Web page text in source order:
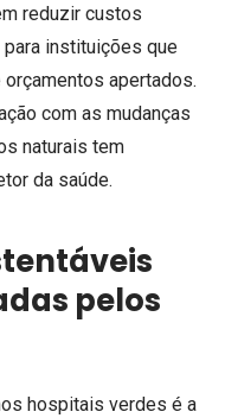
reduzir custos
instituições que
apertados.
com as mudanças
naturais tem
da saúde.
pelos
hospitais verdes é a